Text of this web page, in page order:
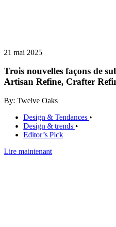
21 mai 2025
Trois nouvelles façons de
Artisan Refine, Crafter
By: Twelve Oaks
Design & Tendances •
Design & trends •
Editor’s Pick
Lire maintenant